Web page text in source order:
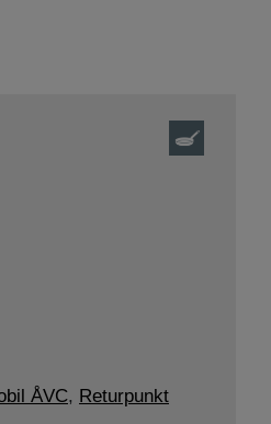
ÅVC, Returpunkt